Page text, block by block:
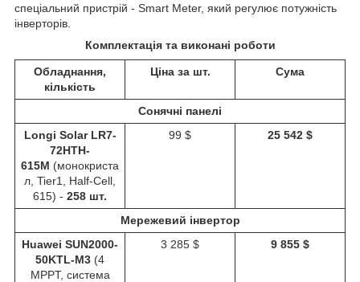
спеціальний пристрій - Smart Meter, який регулює потужність
інверторів.
Комплектація та виконані роботи
Обладнання,
кількість
Ціна за шт. Сума
Сонячні панелі
Longi Solar LR7-
72HTH-
615M (монокриста
л, Tier1, Half-Cell,
615) - 258 шт.
99 $ 25 542 $
Мережевий інвертор
Huawei SUN2000-
50KTL-M3 (4
MPPT, система
3 285 $ 9 855 $